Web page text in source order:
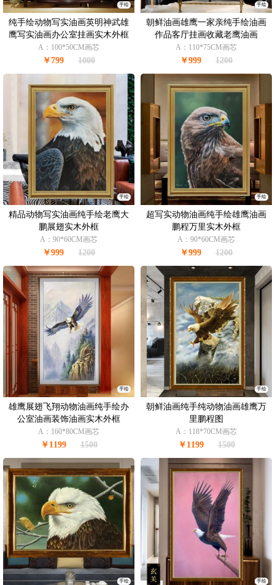
手绘
纯手绘动物写实油画英明神武雄
鹰写实油画办公室挂画实木外框
A：100*50CM画芯
￥799 1000
手绘
朝鲜油画雄鹰一家亲纯手绘油画
作品客厅挂画收藏老鹰油画
A：110*75CM画芯
￥999 1200
手绘
精品动物写实油画纯手绘老鹰大
鹏展翅实木外框
A：90*60CM画芯
￥999 1200
手绘
超写实动物油画纯手绘雄鹰油画
鹏程万里实木外框
A：90*60CM画芯
￥999 1200
手绘
雄鹰展翅飞翔动物油画纯手绘办
公室油画装饰油画实木外框
A：160*80CM画芯
￥1199 1500
手绘
朝鲜油画纯手纯动物油画雄鹰万
里鹏程图
A：118*70CM画芯
￥1199 1500
手绘 手绘